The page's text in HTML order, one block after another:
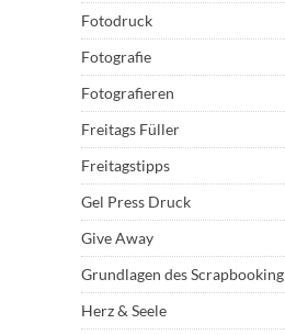
Fotodruck
Fotografie
Fotografieren
Freitags Füller
Freitagstipps
Gel Press Druck
Give Away
Grundlagen des Scrapbooking
Herz & Seele